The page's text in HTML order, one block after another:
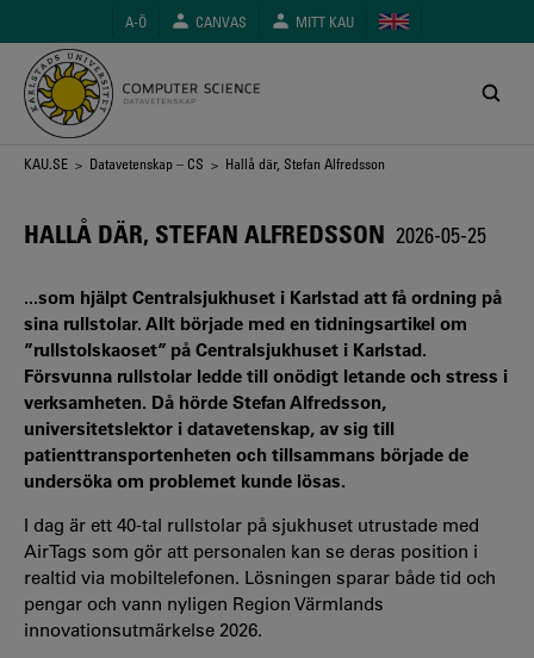
huvudinnehåll
A-Ö CANVAS MITT KAU
Länkstig
KAU.SE > Datavetenskap – CS > Hallå där, Stefan Alfredsson
HALLÅ DÄR, STEFAN ALFREDSSON 2026-05-25
...som hjälpt Centralsjukhuset i Karlstad att få ordning på
sina rullstolar. Allt började med en tidningsartikel om
”rullstolskaoset” på Centralsjukhuset i Karlstad.
Försvunna rullstolar ledde till onödigt letande och stress i
verksamheten. Då hörde Stefan Alfredsson,
universitetslektor i datavetenskap, av sig till
patienttransportenheten och tillsammans började de
undersöka om problemet kunde lösas.
I dag är ett 40-tal rullstolar på sjukhuset utrustade med
AirTags som gör att personalen kan se deras position i
realtid via mobiltelefonen. Lösningen sparar både tid och
pengar och vann nyligen Region Värmlands
innovationsutmärkelse 2026.